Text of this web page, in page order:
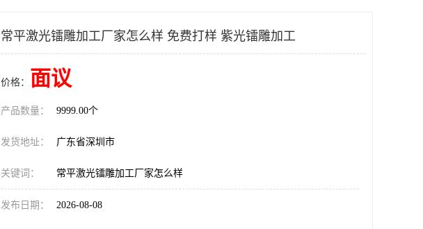
常平激光镭雕加工厂家怎么样 免费打样 紫光镭雕加工
价格： 面议
产品数量： 9999.00个
发货地址： 广东省深圳市
关键词： 常平激光镭雕加工厂家怎么样
发布日期： 2026-08-08